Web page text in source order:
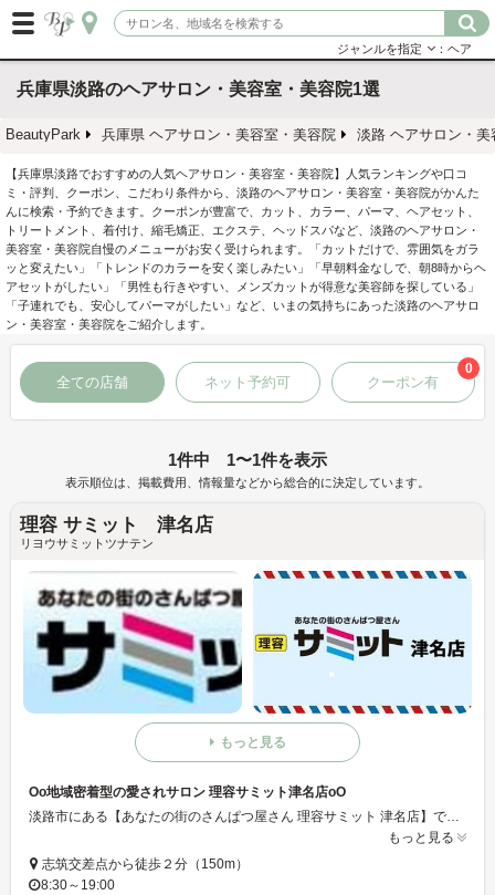
ジャンルを指定 ：ヘア
兵庫県淡路のヘアサロン・美容室・美容院1選
BeautyPark 兵庫県 ヘアサロン・美容室・美容院 淡路 ヘアサロン・美
【兵庫県淡路でおすすめの人気ヘアサロン・美容室・美容院】人気ランキングや口コ
ミ・評判、クーポン、こだわり条件から、淡路のヘアサロン・美容室・美容院がかんた
んに検索・予約できます。クーポンが豊富で、カット、カラー、パーマ、ヘアセット、
トリートメント、着付け、縮毛矯正、エクステ、ヘッドスパなど、淡路のヘアサロン・
美容室・美容院自慢のメニューがお安く受けられます。「カットだけで、雰囲気をガラ
ッと変えたい」「トレンドのカラーを安く楽しみたい」「早朝料金なしで、朝8時からヘ
アセットがしたい」「男性も行きやすい、メンズカットが得意な美容師を探している」
「子連れでも、安心してパーマがしたい」など、いまの気持ちにあった淡路のヘアサロ
ン・美容室・美容院をご紹介します。
全ての店舗 ネット予約可 クーポン有
0
1件中 1〜1件を表示
表示順位は、掲載費用、情報量などから総合的に決定しています。
理容 サミット 津名店
リヨウサミットツナテン
もっと見る
Oo地域密着型の愛されサロン 理容サミット津名店oO
淡路市にある【あなたの街のさんぱつ屋さん 理容サミット 津名店】です。 地域密着型の愛されサロン☆仕事で忙しい方や、なかなか時間が取れない方でも、さっと気軽に立ち寄れますね♪
もっと見る
志筑交差点から徒歩２分（150m）
8:30～19:00